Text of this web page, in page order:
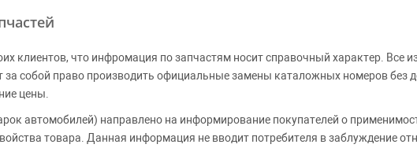
клиентов, что инфромация по запчастям носит справочный характер. Все
собой право производить официальные замены каталожных номеров без
цены.
автомобилей) направлено на информирование покупателей о
товара. Данная информация не вводит потребителя в заблуждение